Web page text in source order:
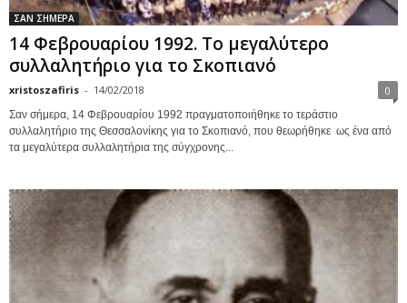
ΣΑΝ ΣΗΜΕΡΑ
14 Φεβρουαρίου 1992. Το μεγαλύτερο
συλλαλητήριο για το Σκοπιανό
xristoszafiris - 14/02/2018 0
Σαν σήμερα, 14 Φεβρουαρίου 1992 πραγματοποιήθηκε το τεράστιο
συλλαλητήριο της Θεσσαλονίκης για το Σκοπιανό, που θεωρήθηκε ως ένα από
τα μεγαλύτερα συλλαλητήρια της σύγχρονης...